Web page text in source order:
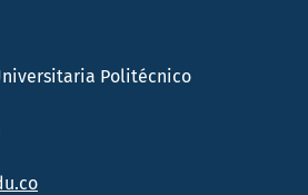
Politécnico